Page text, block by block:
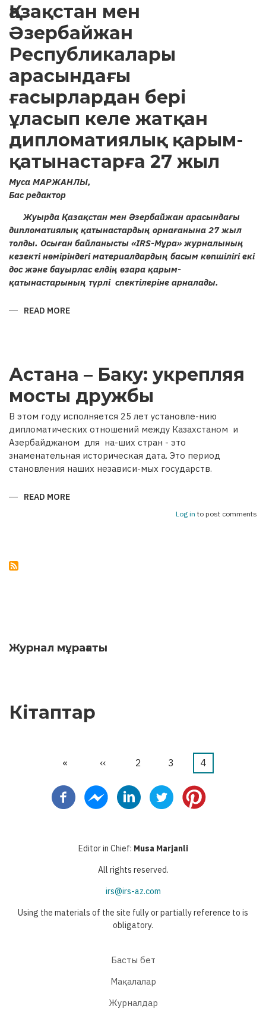
TO
“ARMENIFY”
THEM
Қазақстан мен
Әзербайжан
Республикалары
арасындағы
ғасырлардан бері
ұласып келе жатқан
дипломатиялық қарым-
қатынастарға 27 жыл
Муса МАРЖАНЛЫ,
Бас редактор
Жуырда Қазақстан мен Әзербайжан арасындағы
дипломатиялық қатынастардың орнағанына 27 жыл
толды. Осыған байланысты «IRS-Мұра» журналының
кезекті нөміріндегі материалдардың басым көпшілігі екі
дос және бауырлас елдің өзара қарым-
қатынастарының түрлі спектілеріне арналады.
READ MORE
БЕРІ
ҰЛАСЫП
ЖАТҚАН
ДИПЛОМАТИЯЛЫҚ
ҚАТЫНАСТАРҒА
27
ЖЫЛ
Астана – Баку: укрепляя
мосты дружбы
В этом году исполняется 25 лет установле-нию
дипломатических отношений между Казахстаном и
Азербайджаном для на-ших стран - это
знаменательная историческая дата. Это период
становления наших независи-мых государств.
READ MORE
Log in to post comments
Журнал мұрағаты
Кітаптар
First
«
Previous
‹‹ Бет
2 Бет
3
Current
4
Editor in Chief: Musa Marjanli
All rights reserved.
irs@irs-az.com
Using the materials of the site fully or partially reference to is
obligatory.
Басты бет
Мақалалар
Журналдар